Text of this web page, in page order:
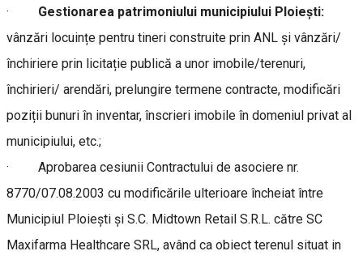
· Gestionarea patrimoniului municipiului Ploiești:
vânzări locuințe pentru tineri construite prin ANL și vânzări/
închiriere prin licitație publică a unor imobile/terenuri,
închirieri/ arendări, prelungire termene contracte, modificări
poziții bunuri în inventar, înscrieri imobile în domeniul privat al
municipiului, etc.;
· Aprobarea cesiunii Contractului de asociere nr.
8770/07.08.2003 cu modificările ulterioare încheiat între
Municipiul Ploiești și S.C. Midtown Retail S.R.L. către SC
Maxifarma Healthcare SRL, având ca obiect terenul situat in